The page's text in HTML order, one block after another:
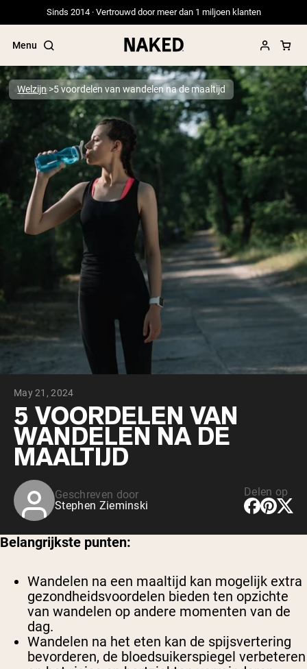
Sinds 2014 · Vertrouwd door meer dan 1 miljoen klanten
Menu
Populaire Zoektermen
”Protein Powder“
”Overnight Oats“
”Vegan protein“
”Collagen“
”Micellar Casein“
PROTEIN POWDERS Best Seller
Erwteneiwit
Grasgevoerd Wei Eiwit Poeder
Collageenpeptiden
Chocolade Grasgevoerde Wei
Vanille grasgevoerde wei
Weidegevoerde wei
Shop All Protein Powders
VEGAN PROTEIN
Erwteneiwit
Welzijn 5 voordelen van wandelen na de maaltijd
May 21, 2024
5 VOORDELEN VAN
WANDELEN NA DE
MAALTIJD
Geschreven door
Stephen Zieminski
Delen op
Belangrijkste punten:
Wandelen na een maaltijd kan mogelijk extra
gezondheidsvoordelen bieden ten opzichte
van wandelen op andere momenten van de
dag.
Wandelen na het eten kan de spijsvertering
bevorderen, de bloedsuikerspiegel verbeteren